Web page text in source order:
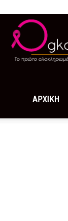
ΑΡΧΙΚΗ